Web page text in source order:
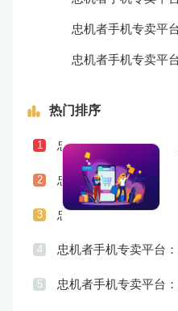
热门排序
1 忠机者手机专卖平台：二手手机行业如何应对社会民生问题
2 忠机者手机专卖平台：LG发布Wing智能手机，支持双屏交互
3 忠机者手机专卖平台：二手手机行业如何应对供应链管理的挑战
4
5